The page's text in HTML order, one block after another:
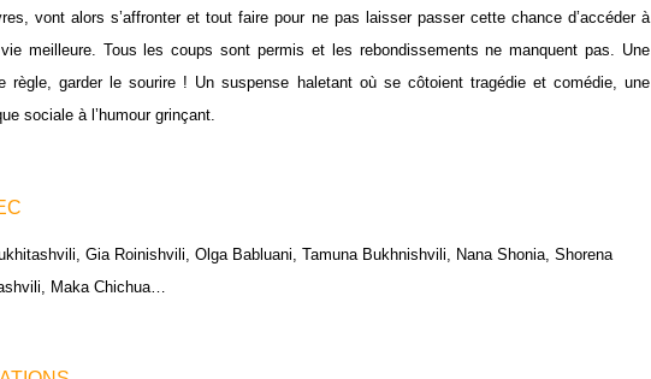
vont alors s’affronter et tout faire pour ne pas laisser passer cette chance d’accéder à
meilleure. Tous les coups sont permis et les rebondissements ne manquent pas. Une
règle, garder le sourire ! Un suspense haletant où se côtoient tragédie et comédie, une
sociale à l’humour grinçant.
Gia Roinishvili, Olga Babluani, Tamuna Bukhnishvili, Nana Shonia, Shorena
Maka Chichua…